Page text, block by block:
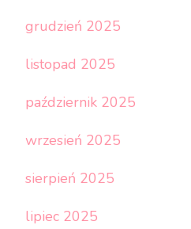
grudzień 2025
listopad 2025
październik 2025
wrzesień 2025
sierpień 2025
lipiec 2025